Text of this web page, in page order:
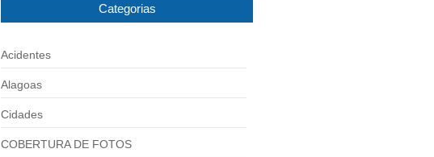
Categorias
Acidentes
Alagoas
Cidades
COBERTURA DE FOTOS